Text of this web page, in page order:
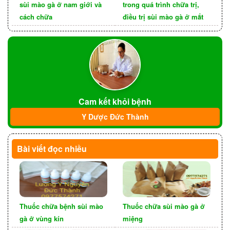
các loại rau xanh, hoa quả tươi để nâng cao
sức để kháng, giúp ngăn chặn và điều trị bệnh
đơn giản, hiệu quả hơn.
Thực hiện đời sống tình dục an toàn, vì sức
khoẻ của bản thân và bạn tình.
sùi mào gà ở nam giới và
cách chữa
trong quá trình chữa trị,
điều trị sùi mào gà ở mắt
Cam kết khỏi bệnh
Y Dược Đức Thành
Bài viết đọc nhiều
Thuốc chữa bệnh sùi mào
gà ở vùng kín
Thuốc chữa sùi mào gà ở
miệng